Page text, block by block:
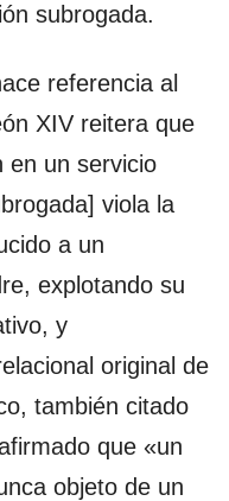
subrogada.
referencia al
XIV reitera que
en un servicio
viola la
a un
explotando su
y
original de
también citado
que «un
objeto de un